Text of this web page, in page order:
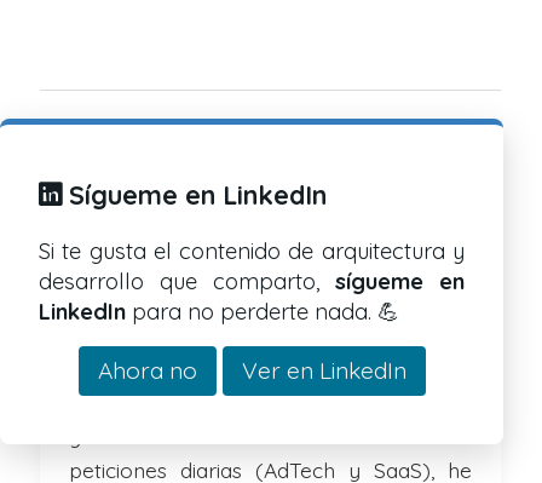
Sobre Alberto
Con más de 14 años trasteando con APIs
peticiones diarias (AdTech y SaaS), he
Sígueme en LinkedIn
Si te gusta el contenido de arquitectura y
desarrollo que comparto,sígueme en
LinkedIn para no perderte nada. 💪
Ahora no Ver en LinkedIn